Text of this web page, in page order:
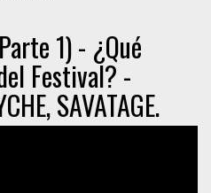
1) - ¿Qué
Festival? -
SAVATAGE.